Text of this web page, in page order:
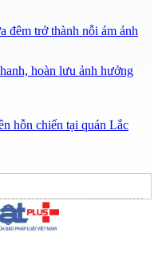
đêm trở thành nỗi ám ảnh
hoàn lưu ảnh hưởng
hỗn chiến tại quán Lắc